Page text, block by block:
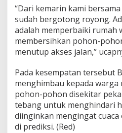
“Dari kemarin kami
sudah bergotong royong.
adalah memperbaiki rumah
membersihkan pohon-
menutup akses jalan,”
Pada kesempatan tersebut
menghimbau kepada warga
pohon-pohon disekitar
tebang untuk menghindari
diinginkan mengingat
di prediksi. (Red)